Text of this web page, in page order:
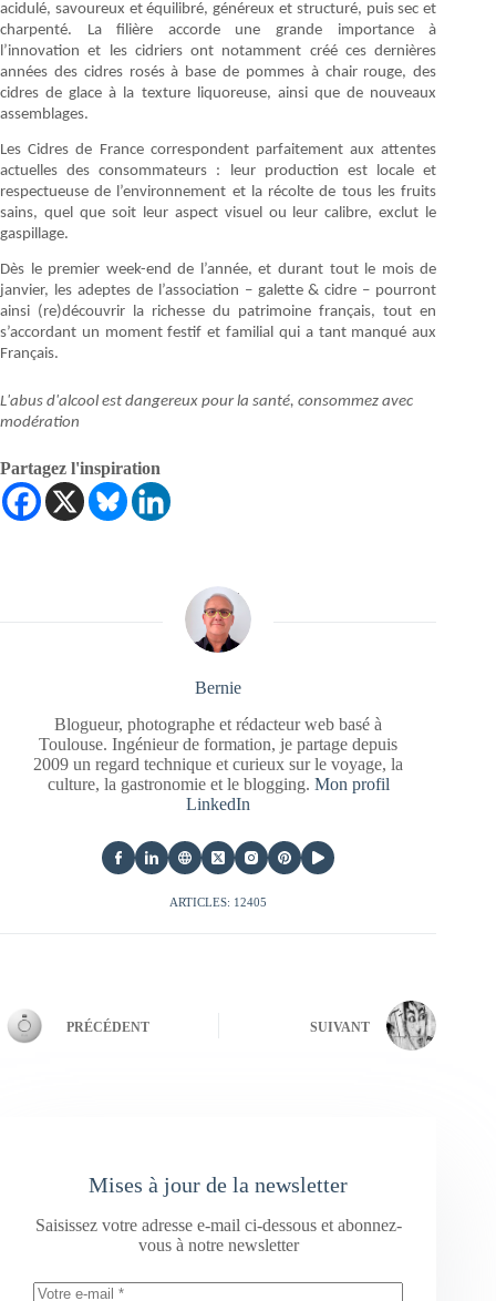
acidulé, savoureux et équilibré, généreux et structuré, puis sec et
charpenté. La filière accorde une grande importance à
l’innovation et les cidriers ont notamment créé ces dernières
années des cidres rosés à base de pommes à chair rouge, des
cidres de glace à la texture liquoreuse, ainsi que de nouveaux
assemblages.
Les Cidres de France correspondent parfaitement aux attentes
actuelles des consommateurs : leur production est locale et
respectueuse de l’environnement et la récolte de tous les fruits
sains, quel que soit leur aspect visuel ou leur calibre, exclut le
gaspillage.
Dès le premier week-end de l’année, et durant tout le mois de
janvier, les adeptes de l’association – galette & cidre – pourront
ainsi (re)découvrir la richesse du patrimoine français, tout en
s’accordant un moment festif et familial qui a tant manqué aux
Français.
L'abus d'alcool est dangereux pour la santé, consommez avec
modération
Partagez l'inspiration
Bernie
Blogueur, photographe et rédacteur web basé à
Toulouse. Ingénieur de formation, je partage depuis
2009 un regard technique et curieux sur le voyage, la
culture, la gastronomie et le blogging. Mon profil
LinkedIn
ARTICLES: 12405
PRÉCÉDENT SUIVANT
Mises à jour de la newsletter
Saisissez votre adresse e-mail ci-dessous et abonnez-
vous à notre newsletter